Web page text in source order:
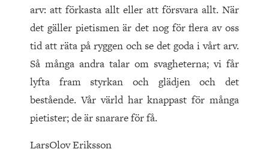
arv: att förkasta allt eller att försvara allt. När
det gäller pietismen är det nog för flera av oss
tid att räta på ryggen och se det goda i vårt arv.
Så många andra talar om svagheterna; vi får
lyfta fram styrkan och glädjen och det
bestående. Vår värld har knappast för många
pietister; de är snarare för få.
LarsOlov Eriksson